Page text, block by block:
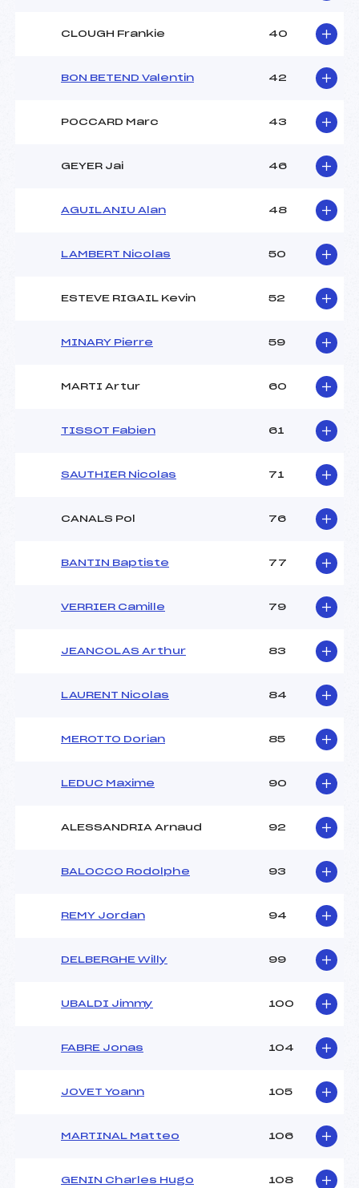
CLOUGH Frankie 40
BON BETEND Valentin 42
POCCARD Marc 43
GEYER Jai 46
AGUILANIU Alan 48
LAMBERT Nicolas 50
ESTEVE RIGAIL Kevin 52
MINARY Pierre 59
MARTI Artur 60
TISSOT Fabien 61
SAUTHIER Nicolas 71
CANALS Pol 76
BANTIN Baptiste 77
VERRIER Camille 79
JEANCOLAS Arthur 83
LAURENT Nicolas 84
MEROTTO Dorian 85
LEDUC Maxime 90
ALESSANDRIA Arnaud 92
BALOCCO Rodolphe 93
REMY Jordan 94
DELBERGHE Willy 99
UBALDI Jimmy 100
FABRE Jonas 104
JOVET Yoann 105
MARTINAL Matteo 106
GENIN Charles Hugo 108